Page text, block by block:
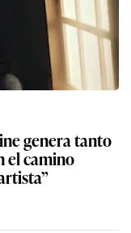
genera tanto
el camino